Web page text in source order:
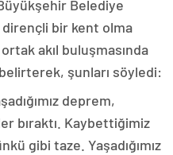
Belediye
dirençli bir kent olma
akıl buluşmasında
şunları söyledi:
deprem,
bıraktı. Kaybettiğimiz
gibi taze. Yaşadığımız